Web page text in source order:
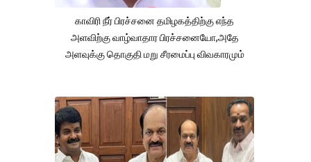
காவிரி நீர் பிரச்சனை தமிழகத்திற்கு எந்த
அளவிற்கு வாழ்வாதார பிரச்சனையோ,அதே
அளவுக்கு தொகுதி மறு சீரமைப்பு விவகாரமும்